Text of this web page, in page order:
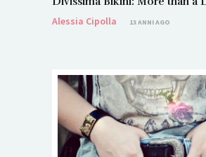
Alessia Cipolla
13 ANNI AGO